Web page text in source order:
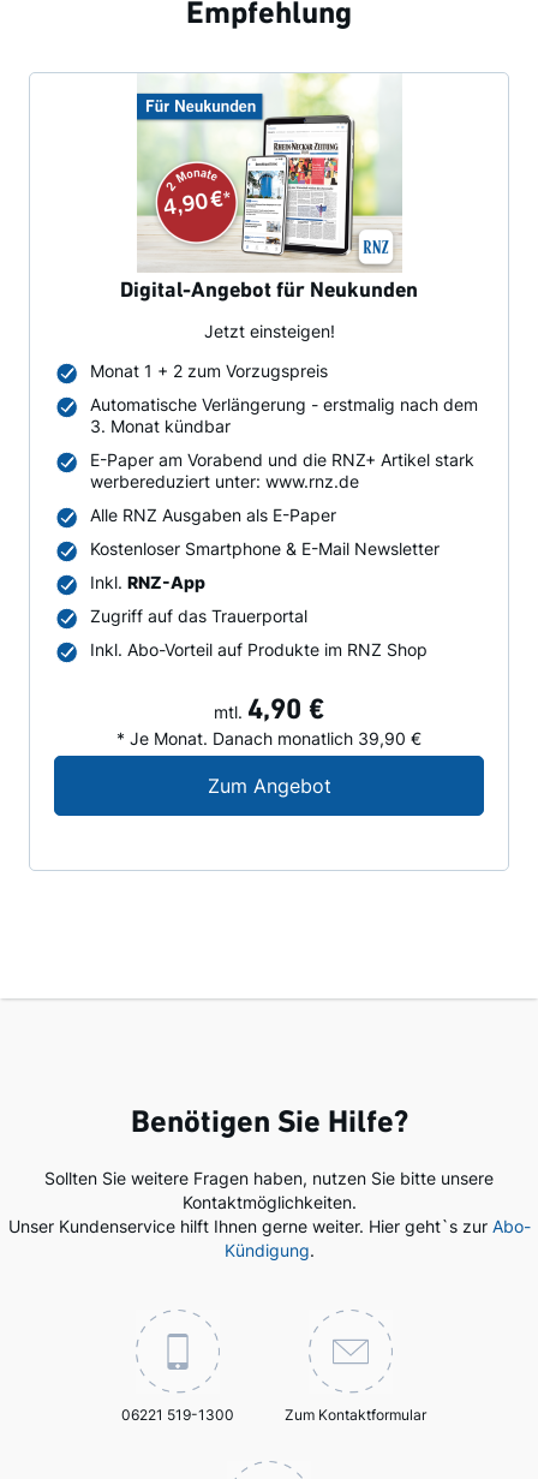
Empfehlung
Digital-Angebot für Neukunden
Jetzt einsteigen!
Monat 1 + 2 zum Vorzugspreis
Automatische Verlängerung - erstmalig nach dem
3. Monat kündbar
E-Paper am Vorabend und die RNZ+ Artikel stark
werbereduziert unter: www.rnz.de
Alle RNZ Ausgaben als E-Paper
Kostenloser Smartphone & E-Mail Newsletter
Inkl. RNZ-App
Zugriff auf das Trauerportal
Inkl. Abo-Vorteil auf Produkte im RNZ Shop
mtl. 4,90 €
* Je Monat. Danach monatlich 39,90 €
Zum AngebotDigital-Angebot für
Benötigen Sie Hilfe?
Sollten Sie weitere Fragen haben, nutzen Sie bitte unsere
Kontaktmöglichkeiten.
Unser Kundenservice hilft Ihnen gerne weiter. Hier geht`s zur Abo-
Kündigung.
06221 519-1300 Zum Kontaktformular